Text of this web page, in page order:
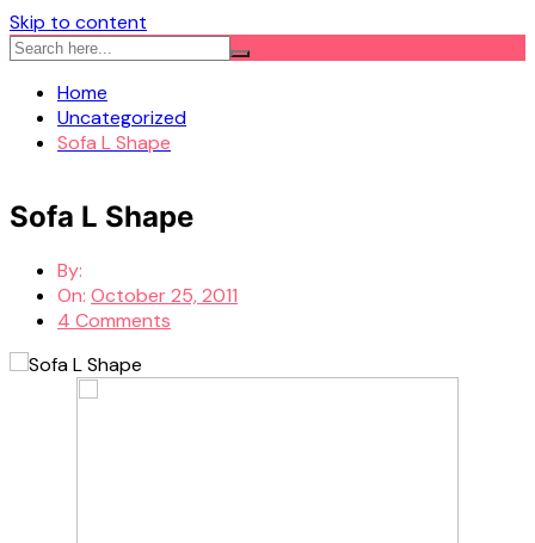
Skip to content
Home
Uncategorized
Sofa L Shape
Sofa L Shape
By:
On: October 25, 2011
4 Comments